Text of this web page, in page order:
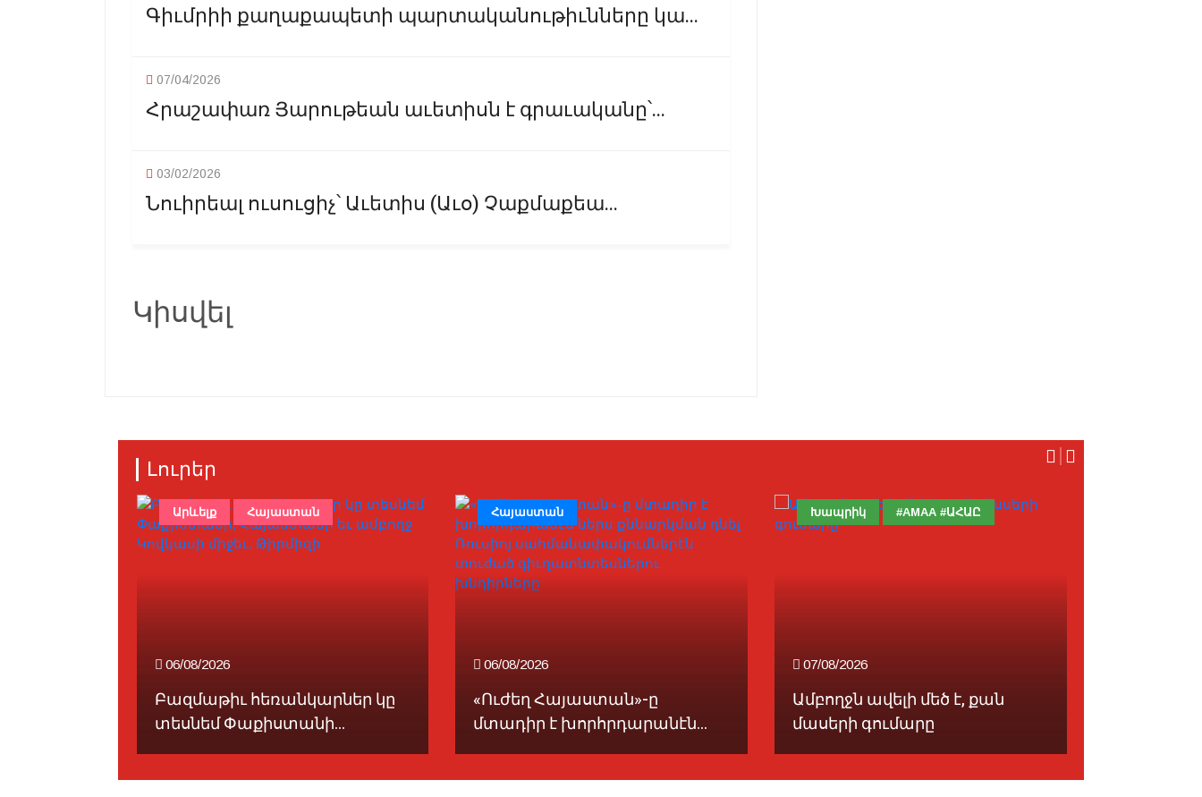
Գիւմրիի քաղաքապետի պարտականութիւնները կա...
07/04/2026
Հրաշափառ Յարութեան աւետիսն է գրաւականը՝...
03/02/2026
Նուիրեալ ուսուցիչ՝ Աւետիս (Աւօ) Չաքմաքեա...
Կիսվել
Լուրեր
06/08/2026
Բազմաթիւ հեռանկարներ կը
տեսնեմ Փաքիստանի...
Արևելք Հայաստան
06/08/2026
«Ուժեղ Հայաստան»-ը
մտադիր է խորհրդարանէն...
Հայաստան
07/08/2026
Ամբողջն ավելի մեծ է, քան
մասերի գումարը
Խապրիկ #AMAA #ԱՀԱԸ